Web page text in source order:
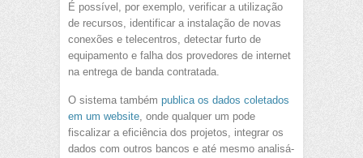
É possível, por exemplo, verificar a utilização
de recursos, identificar a instalação de novas
conexões e telecentros, detectar furto de
equipamento e falha dos provedores de internet
na entrega de banda contratada.
O sistema também publica os dados coletados
em um website, onde qualquer um pode
fiscalizar a eficiência dos projetos, integrar os
dados com outros bancos e até mesmo analisá-